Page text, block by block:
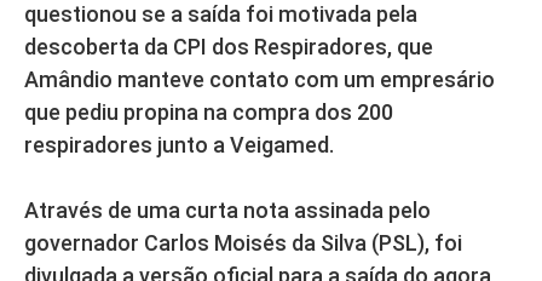
questionou se a saída foi motivada pela
descoberta da CPI dos Respiradores, que
Amândio manteve contato com um empresário
que pediu propina na compra dos 200
respiradores junto a Veigamed.
Através de uma curta nota assinada pelo
governador Carlos Moisés da Silva (PSL), foi
divulgada a versão oficial para a saída do agora